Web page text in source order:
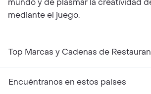
mundo y de plasmar la creatividad
mediante el juego.
Top Marcas y Cadenas de
Encuéntranos en estos países